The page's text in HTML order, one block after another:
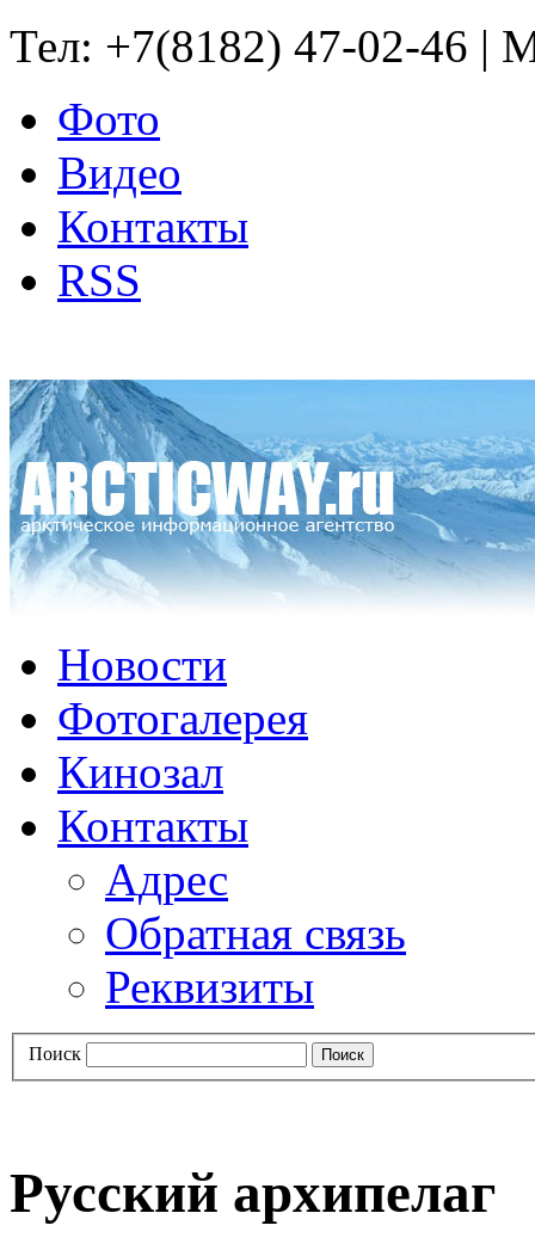
Тел: +7(8182) 47-02-46 |
Фото
Видео
Контакты
RSS
Новости
Фотогалерея
Кинозал
Контакты
Адрес
Обратная связь
Реквизиты
Поиск
Русский архипелаг